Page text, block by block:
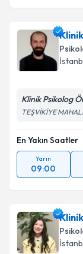
Klinik Psikolog
TEŞVİKİYE
En Yakın Saatler
Yarın
09:00